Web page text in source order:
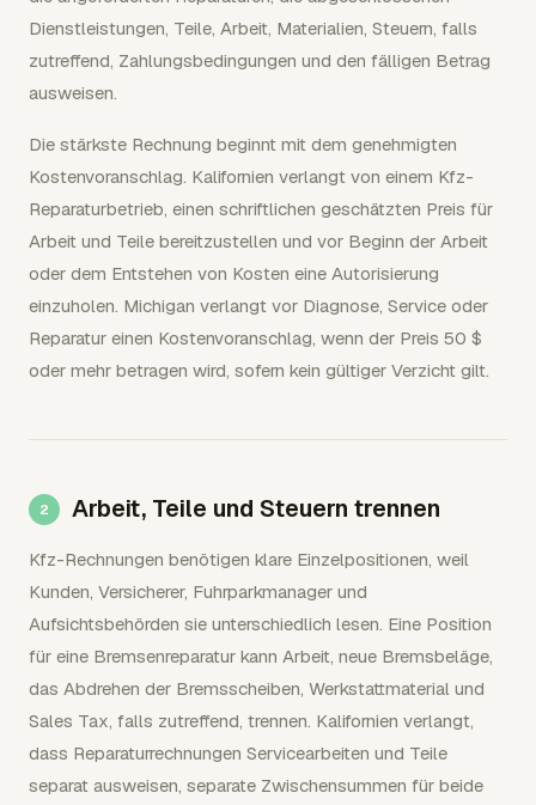
Dienstleistungen, Teile, Arbeit, Materialien, Steuern, falls
zutreffend, Zahlungsbedingungen und den fälligen Betrag
ausweisen.
Die stärkste Rechnung beginnt mit dem genehmigten
Kostenvoranschlag. Kalifornien verlangt von einem Kfz-
Reparaturbetrieb, einen schriftlichen geschätzten Preis für
Arbeit und Teile bereitzustellen und vor Beginn der Arbeit
oder dem Entstehen von Kosten eine Autorisierung
einzuholen. Michigan verlangt vor Diagnose, Service oder
Reparatur einen Kostenvoranschlag, wenn der Preis 50 $
oder mehr betragen wird, sofern kein gültiger Verzicht gilt.
Arbeit, Teile und Steuern trennen
Kfz-Rechnungen benötigen klare Einzelpositionen, weil
Kunden, Versicherer, Fuhrparkmanager und
Aufsichtsbehörden sie unterschiedlich lesen. Eine Position
für eine Bremsenreparatur kann Arbeit, neue Bremsbeläge,
das Abdrehen der Bremsscheiben, Werkstattmaterial und
Sales Tax, falls zutreffend, trennen. Kalifornien verlangt,
dass Reparaturrechnungen Servicearbeiten und Teile
separat ausweisen, separate Zwischensummen für beide